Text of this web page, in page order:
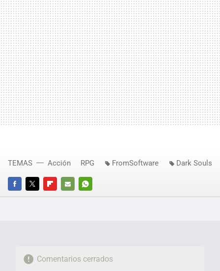
FACEBOOKTWITTERFLIPBOARD
E-
WHATSAPP
TEMAS Acción RPG FromSoftware Dark Souls
Comentarios cerrados